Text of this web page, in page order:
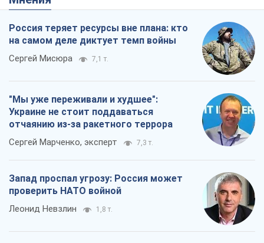
Россия теряет ресурсы вне плана: кто
на самом деле диктует темп войны
Сергей Мисюра 7,1 т.
"Мы уже переживали и худшее":
Украине не стоит поддаваться
отчаянию из-за ракетного террора
Сергей Марченко, эксперт 7,3 т.
Запад проспал угрозу: Россия может
проверить НАТО войной
Леонид Невзлин 1,8 т.